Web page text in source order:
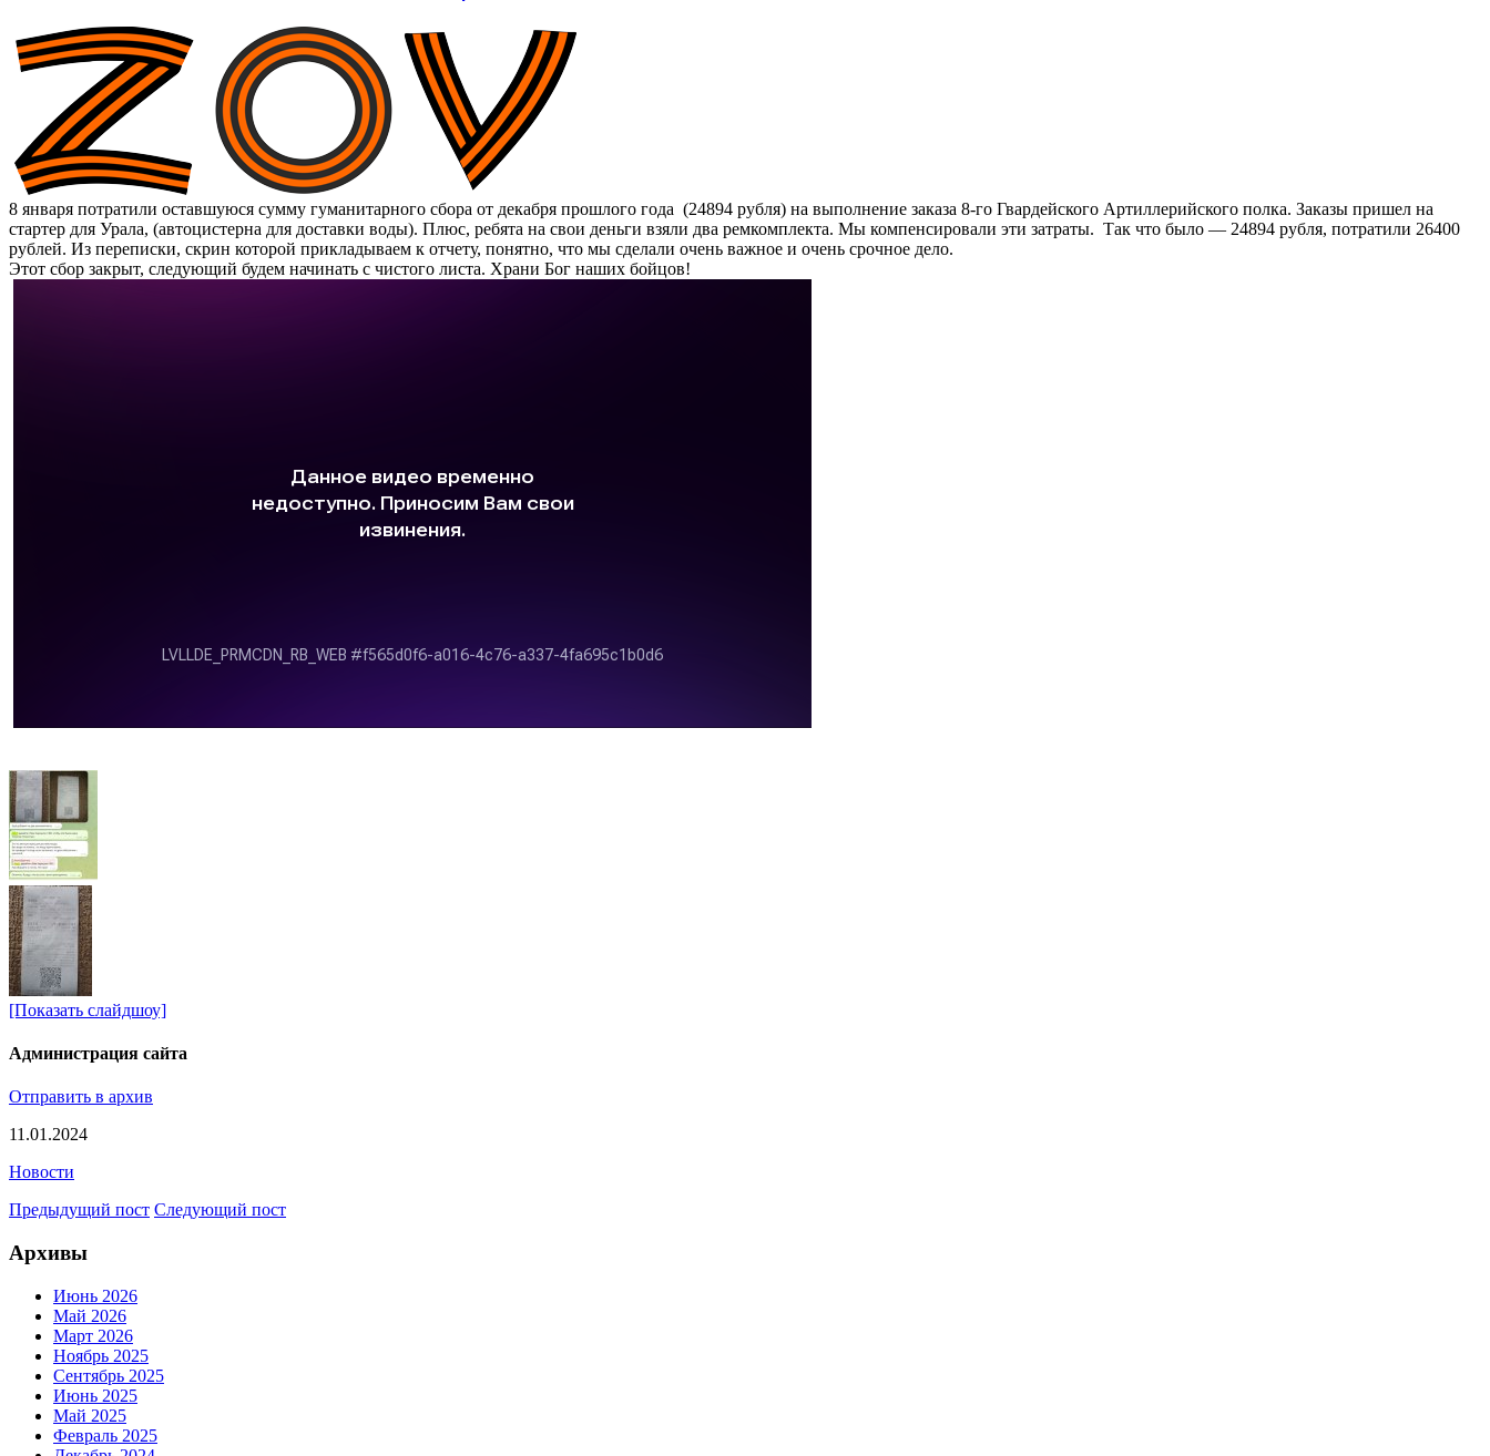
8 января потратили оставшуюся сумму гуманитарного сбора от декабря прошлого года (24894 рубля) на выполнение заказа 8-го Гвардейского Артиллерийского полка. Заказы пришел на
стартер для Урала, (автоцистерна для доставки воды). Плюс, ребята на свои деньги взяли два ремкомплекта. Мы компенсировали эти затраты. Так что было — 24894 рубля, потратили 26400
рублей. Из переписки, скрин которой прикладываем к отчету, понятно, что мы сделали очень важное и очень срочное дело.
Этот сбор закрыт, следующий будем начинать с чистого листа. Храни Бог наших бойцов!
[Показать слайдшоу]
Администрация сайта
Отправить в архив
11.01.2024
Новости
Предыдущий пост Следующий пост
Архивы
Июнь 2026
Май 2026
Март 2026
Ноябрь 2025
Сентябрь 2025
Июнь 2025
Май 2025
Февраль 2025